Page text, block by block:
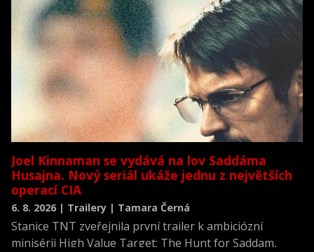
Joel Kinnaman se vydává na lov Saddáma
Husajna. Nový seriál ukáže jednu z největších
operací CIA
6. 8. 2026 | Trailery | Tamara Černá
Stanice TNT zveřejnila první trailer k ambiciózní
minisérii High Value Target: The Hunt for Saddam,